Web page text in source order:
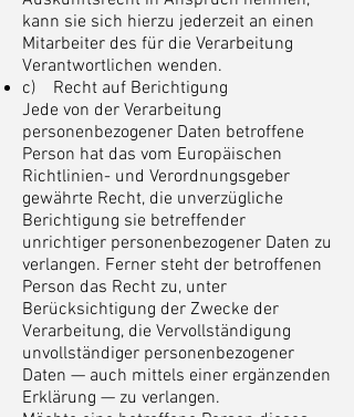
kann sie sich hierzu jederzeit an einen
Mitarbeiter des für die Verarbeitung
Verantwortlichen wenden.
c) Recht auf Berichtigung
Jede von der Verarbeitung
personenbezogener Daten betroffene
Person hat das vom Europäischen
Richtlinien- und Verordnungsgeber
gewährte Recht, die unverzügliche
Berichtigung sie betreffender
unrichtiger personenbezogener Daten zu
verlangen. Ferner steht der betroffenen
Person das Recht zu, unter
Berücksichtigung der Zwecke der
Verarbeitung, die Vervollständigung
unvollständiger personenbezogener
Daten — auch mittels einer ergänzenden
Erklärung — zu verlangen.